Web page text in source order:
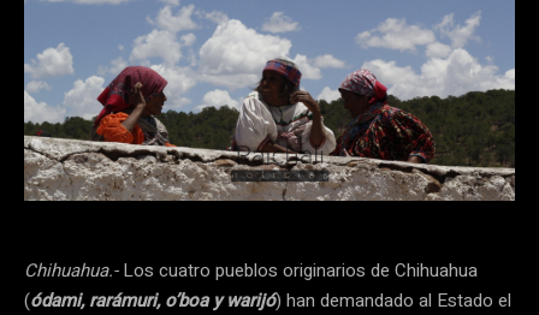
Chihuahua.-Los cuatro pueblos originarios de Chihuahua
(ódami, rarámuri, o’boa y warijó) han demandado al Estado el